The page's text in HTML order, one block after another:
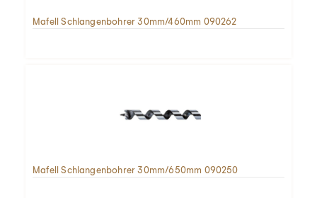
Mafell Schlangenbohrer 30mm/460mm 090262
Mafell Schlangenbohrer 30mm/650mm 090250